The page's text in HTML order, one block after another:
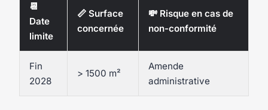
📆
Date
limite
📏 Surface
concernée
💸 Risque en cas de
non-conformité
Fin
2028
> 1500 m²
Amende
administrative